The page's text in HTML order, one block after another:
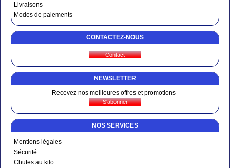
Livraisons
Modes de paiements
CONTACTEZ-NOUS
NEWSLETTER
Recevez nos meilleures offres et promotions
NOS SERVICES
Mentions légales
Sécurité
Chutes au kilo